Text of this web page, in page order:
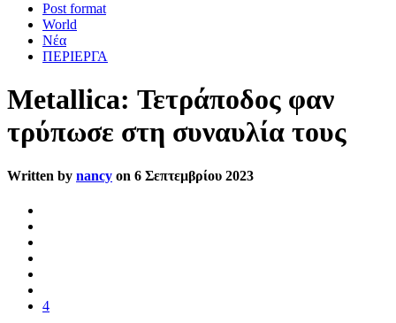
Post format
World
Νέα
ΠΕΡΙΕΡΓΑ
Metallica: Τετράποδος φαν
τρύπωσε στη συναυλία τους
Written by nancy on 6 Σεπτεμβρίου 2023
4